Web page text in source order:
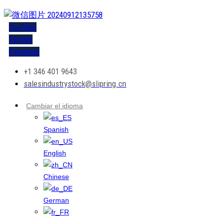
YouTube
Twitter
Elemento
+1 346 401 9643
salesindustrystock@slipring.cn
Cambiar el idioma
Spanish
English
Chinese
German